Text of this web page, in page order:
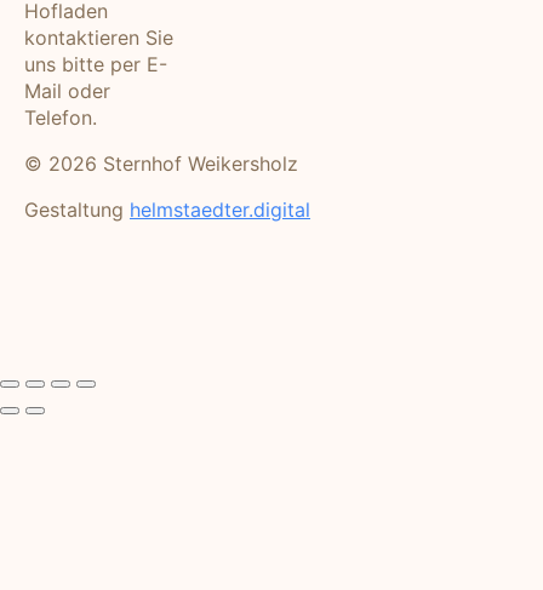
Hofladen
kontaktieren Sie
uns bitte per E-
Mail oder
Telefon.
© 2026 Sternhof Weikersholz
Gestaltung helmstaedter.digital